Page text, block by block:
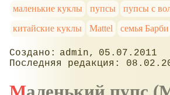
маленькие куклы
пупсы
пупсы с
китайские куклы
Mattel семья Барби
admin
05.07.2011